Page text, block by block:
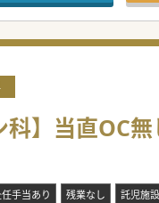
科】当直OC
手当あり 残業なし 託児施